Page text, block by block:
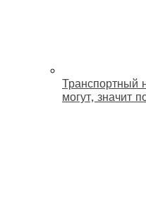
Транспортный
могут, значит